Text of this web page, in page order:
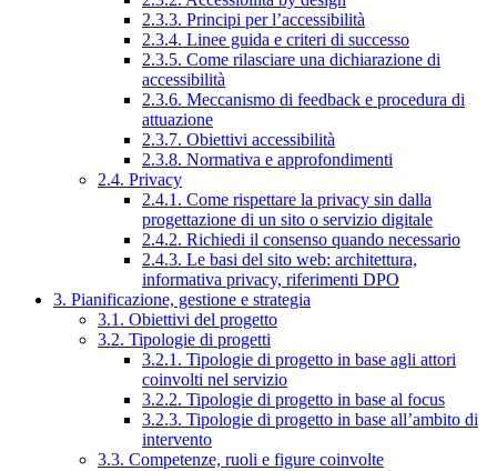
2.3.3. Principi per l’accessibilità
2.3.4. Linee guida e criteri di successo
2.3.5. Come rilasciare una dichiarazione di
accessibilità
2.3.6. Meccanismo di feedback e procedura di
attuazione
2.3.7. Obiettivi accessibilità
2.3.8. Normativa e approfondimenti
2.4. Privacy
2.4.1. Come rispettare la privacy sin dalla
progettazione di un sito o servizio digitale
2.4.2. Richiedi il consenso quando necessario
2.4.3. Le basi del sito web: architettura,
informativa privacy, riferimenti DPO
3. Pianificazione, gestione e strategia
3.1. Obiettivi del progetto
3.2. Tipologie di progetti
3.2.1. Tipologie di progetto in base agli attori
coinvolti nel servizio
3.2.2. Tipologie di progetto in base al focus
3.2.3. Tipologie di progetto in base all’ambito di
intervento
3.3. Competenze, ruoli e figure coinvolte